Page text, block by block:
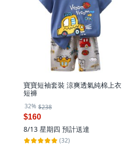
寶寶短袖套裝 涼爽透氣純棉上衣
短褲
32% $238
$160
8/13 星期四 預計送達
(32)